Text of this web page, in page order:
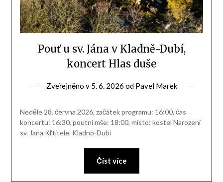
Pouť u sv. Jána v Kladně-Dubí,
koncert Hlas duše
Zveřejněno v 5. 6. 2026 od Pavel Marek
Neděle 28. června 2026, začátek programu: 16:00, čas
koncertu: 16:30, poutní mše: 18:00, místo: kostel Narození
sv. Jana Křtitele, Kladno-Dubí
Číst více